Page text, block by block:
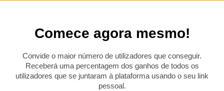
Comece agora mesmo!
Convide o maior número de utilizadores que conseguir.
Receberá uma percentagem dos ganhos de todos os
utilizadores que se juntaram à plataforma usando o seu link
pessoal.